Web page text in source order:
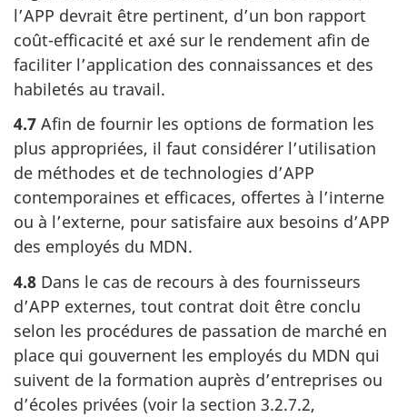
l’APP devrait être pertinent, d’un bon rapport
coût-efficacité et axé sur le rendement afin de
faciliter l’application des connaissances et des
habiletés au travail.
4.7 Afin de fournir les options de formation les
plus appropriées, il faut considérer l’utilisation
de méthodes et de technologies d’APP
contemporaines et efficaces, offertes à l’interne
ou à l’externe, pour satisfaire aux besoins d’APP
des employés du MDN.
4.8 Dans le cas de recours à des fournisseurs
d’APP externes, tout contrat doit être conclu
selon les procédures de passation de marché en
place qui gouvernent les employés du MDN qui
suivent de la formation auprès d’entreprises ou
d’écoles privées (voir la section 3.2.7.2,